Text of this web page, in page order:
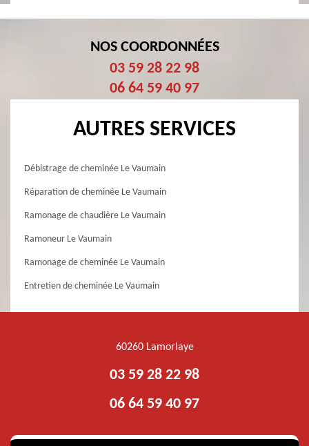
NOS COORDONNÉES
03 59 28 22 98
06 64 59 40 97
AUTRES SERVICES
Débistrage de cheminée Le Vaumain
Réparation de cheminée Le Vaumain
Ramonage de chaudière Le Vaumain
Ramoneur Le Vaumain
Ramonage de cheminée Le Vaumain
Entretien de cheminée Le Vaumain
60260 Lamorlaye
03 59 28 22 98
06 64 59 40 97